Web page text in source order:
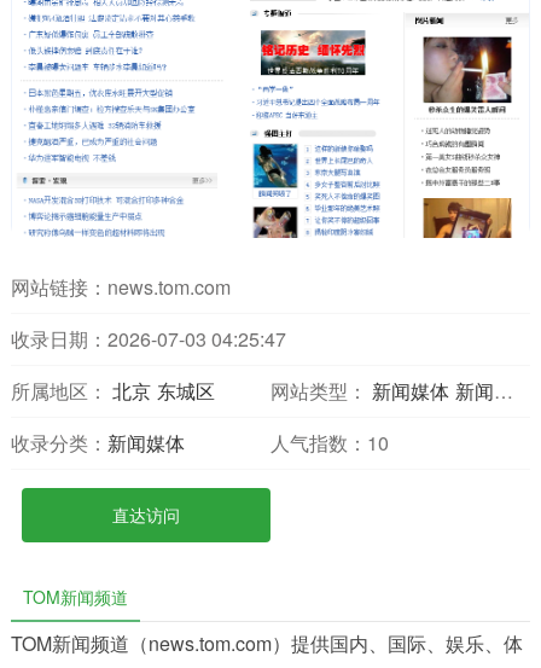
网站链接： news.tom.com
收录日期：2026-07-03 04:25:47
所属地区： 北京 东城区 网站类型： 新闻媒体 新闻报刊
收录分类： 新闻媒体 人气指数： 10
直达访问
TOM新闻频道
TOM新闻频道（news.tom.com）提供国内、国际、娱乐、体